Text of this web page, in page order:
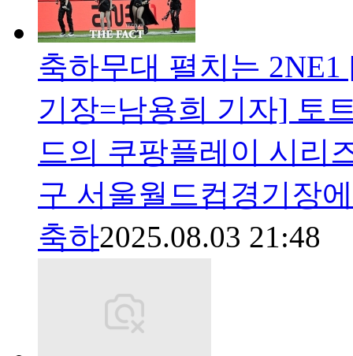
축하무대 펼치는
기장=남용희 기자] 토
드의 쿠팡플레이 시리
구 서울월드컵경기장
축하2025.08.03 21:48